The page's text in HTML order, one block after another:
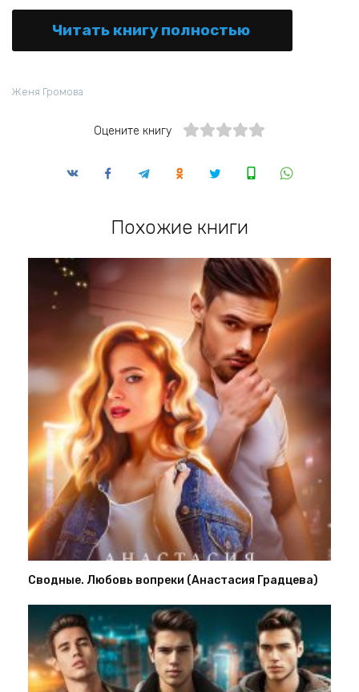
Читать книгу полностью
Женя Громова
Оцените книгу
Похожие книги
Сводные. Любовь вопреки (Анастасия Градцева)